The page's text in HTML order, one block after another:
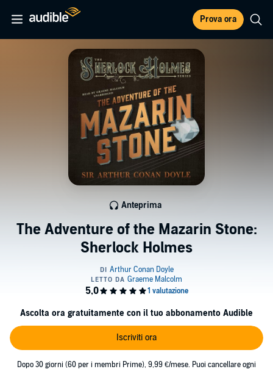
Prova ora
The Adventure of the Mazarin Stone:
Sherlock Holmes
Anteprima
Ascolta ora gratuitamente con il tuo abbonamento Audible
Iscriviti ora
Dopo 30 giorni (60 per i membri Prime), 9,99 €/mese. Puoi cancellare ogni